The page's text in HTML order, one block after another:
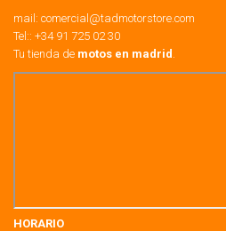
mail: comercial@tadmotorstore.com
Tel:: +34 91 725 02 30
Tu tienda de motos en madrid .
HORARIO